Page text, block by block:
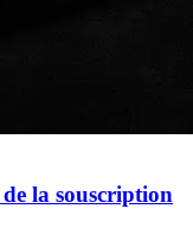
la souscription